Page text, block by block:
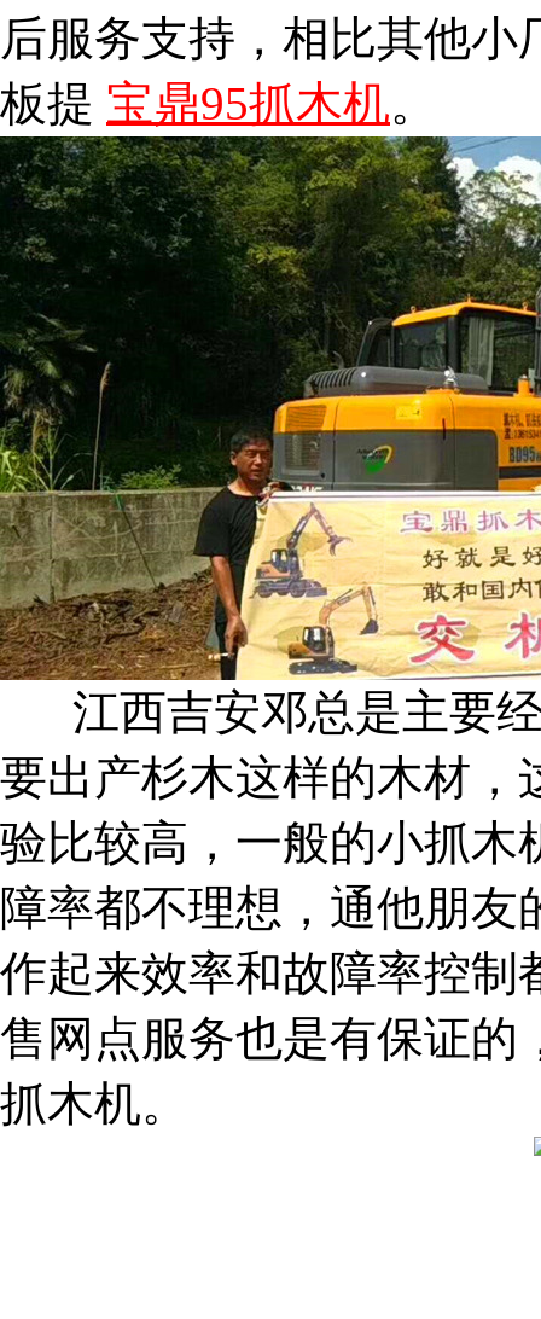
后服务支持，相比其他
板提 宝鼎95抓木机。
江西吉安邓总是主要经
要出产杉木这样的木材，
验比较高，一般的小抓木
障率都不理想，通他朋
作起来效率和故障率控制
售网点服务也是有保证的
抓木机。